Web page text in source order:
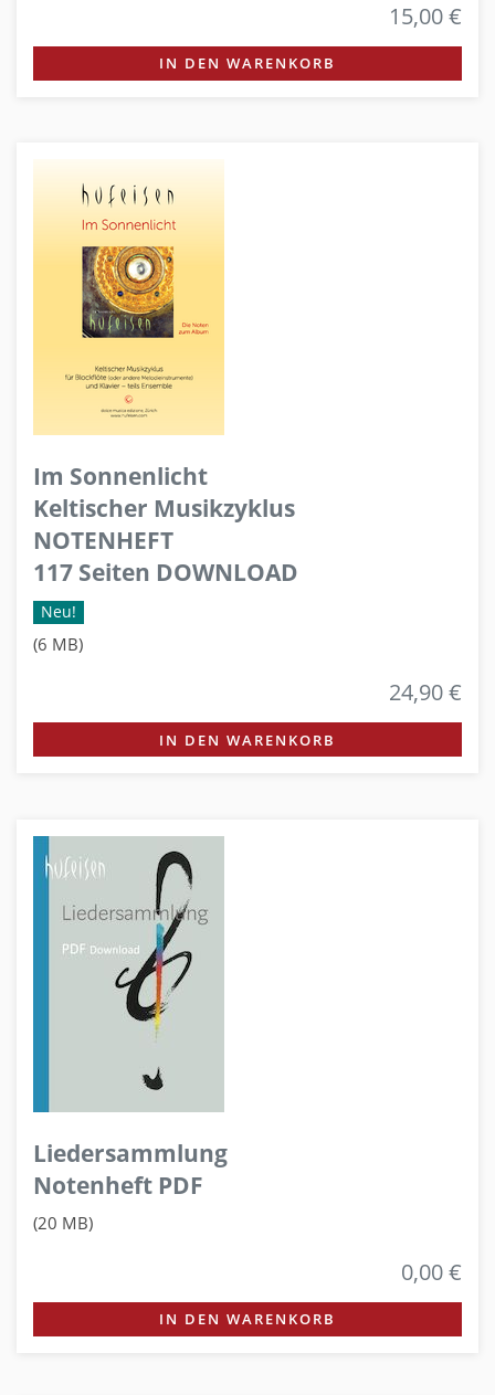
15,00 €
IN DEN WARENKORB
Im Sonnenlicht
Keltischer Musikzyklus
NOTENHEFT
117 Seiten DOWNLOAD
Neu!
(6 MB)
24,90 €
IN DEN WARENKORB
Liedersammlung
Notenheft PDF
(20 MB)
0,00 €
IN DEN WARENKORB